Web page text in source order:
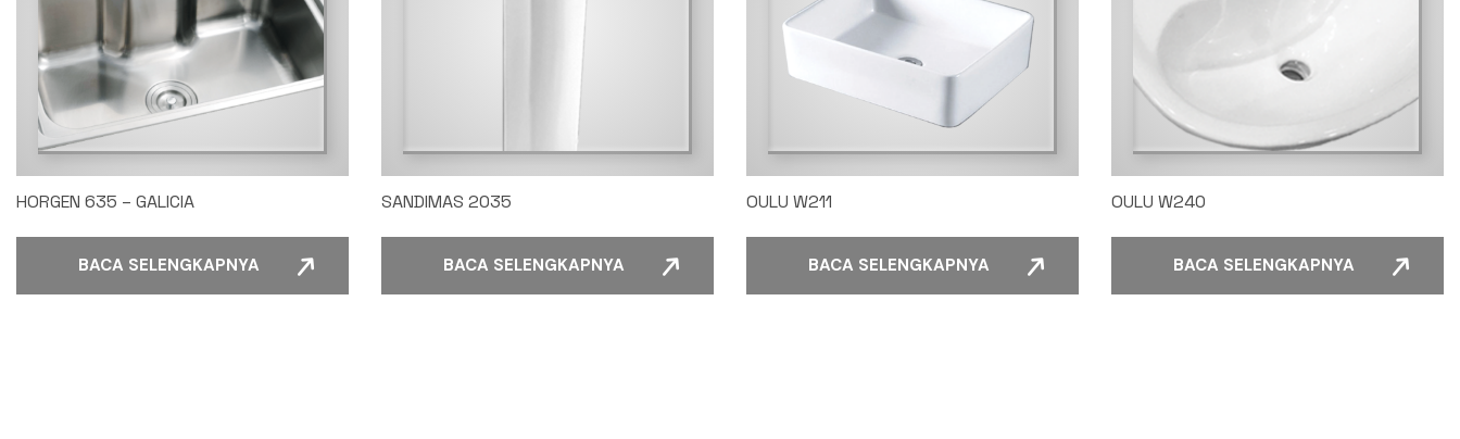
HORGEN 635 – GALICIA
BACA SELENGKAPNYA
SANDIMAS 2035
BACA SELENGKAPNYA
OULU W211
BACA SELENGKAPNYA
OULU W240
BACA SELENGKAPNYA